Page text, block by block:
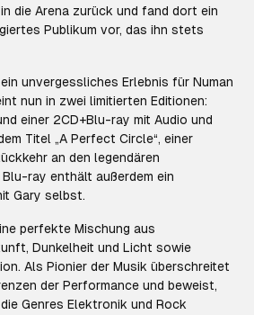
die Arena zurück und fand dort ein
Publikum vor, das ihn stets
unvergessliches Erlebnis für Numan
nun in zwei limitierten Editionen:
einer 2CD+Blu-ray mit Audio und
Titel „A Perfect Circle“, einer
an den legendären
ray enthält außerdem ein
Gary selbst.
perfekte Mischung aus
Dunkelheit und Licht sowie
Als Pionier der Musik überschreitet
der Performance und beweist,
Genres Elektronik und Rock